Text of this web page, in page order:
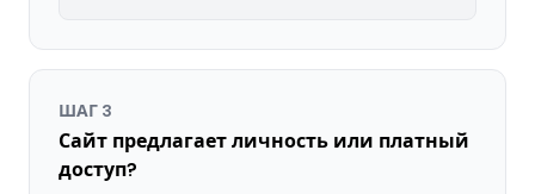
ШАГ 3
Сайт предлагает личность или платный
доступ?